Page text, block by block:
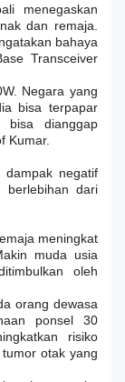
menegaskan
dan remaja.
bahaya
Transceiver
Negara yang
bisa terpapar
bisa dianggap
Kumar.
dampak negatif
berlebihan dari
meningkat
muda usia
oleh
orang dewasa
ponsel 30
risiko
otak yang